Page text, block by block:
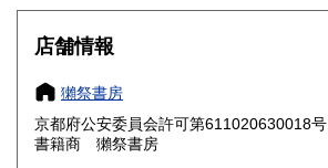
大阪府
奈良県
鳥取県 600円 島根県
店舗情報
獺祭書房
京都府公安委員会許可第611020630018号
書籍商 獺祭書房